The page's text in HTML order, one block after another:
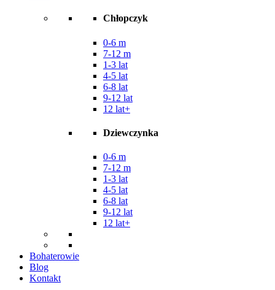
Chłopczyk
0-6 m
7-12 m
1-3 lat
4-5 lat
6-8 lat
9-12 lat
12 lat+
Dziewczynka
0-6 m
7-12 m
1-3 lat
4-5 lat
6-8 lat
9-12 lat
12 lat+
Bohaterowie
Blog
Kontakt